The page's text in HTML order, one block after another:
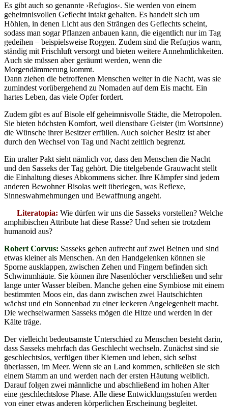
Es gibt auch so genannte ›Refugios‹. Sie werden von einem
geheimnisvollen Geflecht intakt gehalten. Es handelt sich um
Höhlen, in denen Licht aus den Strängen des Geflechts scheint,
sodass man sogar Pflanzen anbauen kann, die eigentlich nur im Tag
gedeihen – beispielsweise Roggen. Zudem sind die Refugios warm,
ständig mit Frischluft versorgt und bieten weitere Annehmlichkeiten.
Auch sie müssen aber geräumt werden, wenn die
Morgendämmerung kommt.
Dann ziehen die betroffenen Menschen weiter in die Nacht, was sie
zumindest vorübergehend zu Nomaden auf dem Eis macht. Ein
hartes Leben, das viele Opfer fordert.
Zudem gibt es auf Bisole elf geheimnisvolle Städte, die Metropolen.
Sie bieten höchsten Komfort, weil dienstbare Geister (im Wortsinne)
die Wünsche ihrer Besitzer erfüllen. Auch solcher Besitz ist aber
durch den Wechsel von Tag und Nacht zeitlich begrenzt.
Ein uralter Pakt sieht nämlich vor, dass den Menschen die Nacht
und den Sasseks der Tag gehört. Die titelgebende Grauwacht stellt
die Einhaltung dieses Abkommens sicher. Ihre Kämpfer sind jedem
anderen Bewohner Bisolas weit überlegen, was Reflexe,
Sinneswahrnehmungen und Bewaffnung angeht.
Literatopia: Wie dürfen wir uns die Sasseks vorstellen? Welche
amphibischen Attribute hat diese Rasse? Und sehen sie trotzdem
humanoid aus?
Robert Corvus: Sasseks gehen aufrecht auf zwei Beinen und sind
etwas kleiner als Menschen. An den Handgelenken können sie
Sporne ausklappen, zwischen Zehen und Fingern befinden sich
Schwimmhäute. Sie können ihre Nasenlöcher verschließen und sehr
lange unter Wasser bleiben. Manche gehen eine Symbiose mit einem
bestimmten Moos ein, das dann zwischen zwei Hautschichten
wächst und ein Sonnenbad zu einer leckeren Angelegenheit macht.
Die wechselwarmen Sasseks mögen die Hitze und werden in der
Kälte träge.
Der vielleicht bedeutsamste Unterschied zu Menschen besteht darin,
dass Sasseks mehrfach das Geschlecht wechseln. Zunächst sind sie
geschlechtslos, verfügen über Kiemen und leben, sich selbst
überlassen, im Meer. Wenn sie an Land kommen, schließen sie sich
einem Stamm an und werden nach der ersten Häutung weiblich.
Darauf folgen zwei männliche und abschließend im hohen Alter
eine geschlechtslose Phase. Alle diese Entwicklungsstufen werden
von einer etwas anderen körperlichen Erscheinung begleitet.